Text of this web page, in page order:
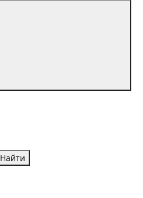
Найти